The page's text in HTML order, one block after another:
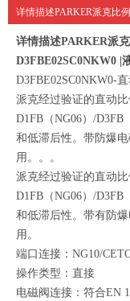
详情描述PARKER派克比
详情描述PARKER派
D3FBE02SC0NKW0 |
D3FBE02SC0NKW0-
派克经过验证的直动
D1FB（NG06）/
和低滞后性。带防爆
用。。。
派克经过验证的直动
D1FB（NG06）/
和低滞后性。带有防
用。
端口连接：NG10/
操作类型：直接
电磁阀连接：符合EN